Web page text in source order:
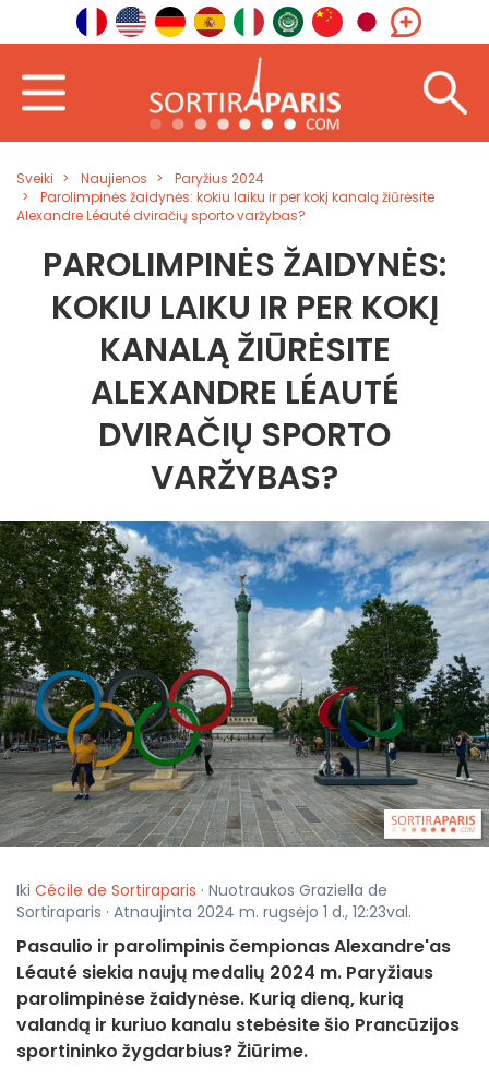
Sveiki Naujienos
Paryžius 2024
Parolimpinės žaidynės: kokiu laiku ir per kokį kanalą žiūrėsite
Alexandre Léauté dviračių sporto varžybas?
PAROLIMPINĖS ŽAIDYNĖS:
KOKIU LAIKU IR PER KOKĮ
KANALĄ ŽIŪRĖSITE
ALEXANDRE LÉAUTÉ
DVIRAČIŲ SPORTO
VARŽYBAS?
Iki Cécile de Sortiraparis · Nuotraukos Graziella de
Sortiraparis · Atnaujinta 2024 m. rugsėjo 1 d., 12:23val.
Pasaulio ir parolimpinis čempionas Alexandre'as
Léauté siekia naujų medalių 2024 m. Paryžiaus
parolimpinėse žaidynėse. Kurią dieną, kurią
valandą ir kuriuo kanalu stebėsite šio Prancūzijos
sportininko žygdarbius? Žiūrime.